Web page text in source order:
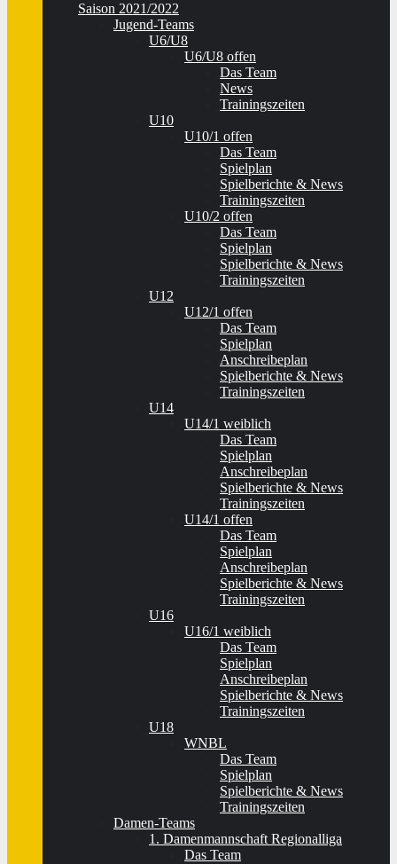
Saison 2021/2022
Jugend-Teams
U6/U8
U6/U8 offen
Das Team
News
Trainingszeiten
U10
U10/1 offen
Das Team
Spielplan
Spielberichte & News
Trainingszeiten
U10/2 offen
Das Team
Spielplan
Spielberichte & News
Trainingszeiten
U12
U12/1 offen
Das Team
Spielplan
Anschreibeplan
Spielberichte & News
Trainingszeiten
U14
U14/1 weiblich
Das Team
Spielplan
Anschreibeplan
Spielberichte & News
Trainingszeiten
U14/1 offen
Das Team
Spielplan
Anschreibeplan
Spielberichte & News
Trainingszeiten
U16
U16/1 weiblich
Das Team
Spielplan
Anschreibeplan
Spielberichte & News
Trainingszeiten
U18
WNBL
Das Team
Spielplan
Spielberichte & News
Trainingszeiten
Damen-Teams
1. Damenmannschaft Regionalliga
Das Team